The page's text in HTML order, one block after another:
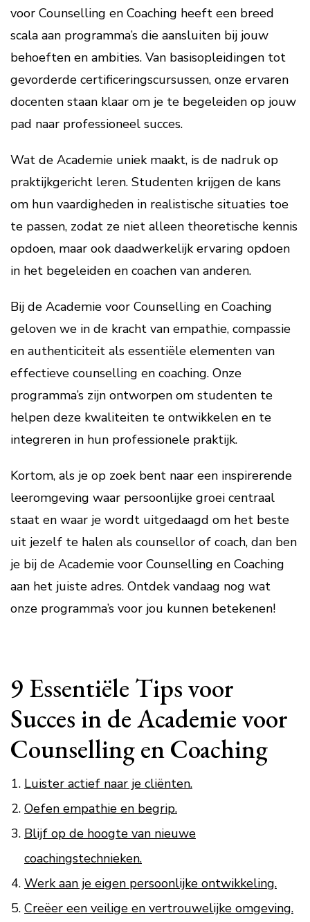
voor Counselling en Coaching heeft een breed
scala aan programma’s die aansluiten bij jouw
behoeften en ambities. Van basisopleidingen tot
gevorderde certificeringscursussen, onze ervaren
docenten staan klaar om je te begeleiden op jouw
pad naar professioneel succes.
Wat de Academie uniek maakt, is de nadruk op
praktijkgericht leren. Studenten krijgen de kans
om hun vaardigheden in realistische situaties toe
te passen, zodat ze niet alleen theoretische kennis
opdoen, maar ook daadwerkelijk ervaring opdoen
in het begeleiden en coachen van anderen.
Bij de Academie voor Counselling en Coaching
geloven we in de kracht van empathie, compassie
en authenticiteit als essentiële elementen van
effectieve counselling en coaching. Onze
programma’s zijn ontworpen om studenten te
helpen deze kwaliteiten te ontwikkelen en te
integreren in hun professionele praktijk.
Kortom, als je op zoek bent naar een inspirerende
leeromgeving waar persoonlijke groei centraal
staat en waar je wordt uitgedaagd om het beste
uit jezelf te halen als counsellor of coach, dan ben
je bij de Academie voor Counselling en Coaching
aan het juiste adres. Ontdek vandaag nog wat
onze programma’s voor jou kunnen betekenen!
9 Essentiële Tips voor
Succes in de Academie voor
Counselling en Coaching
Luister actief naar je cliënten.
Oefen empathie en begrip.
Blijf op de hoogte van nieuwe
coachingstechnieken.
Werk aan je eigen persoonlijke ontwikkeling.
Creëer een veilige en vertrouwelijke omgeving.